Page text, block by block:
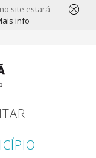
site estará
info